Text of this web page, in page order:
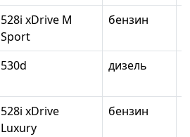
528i xDrive M
Sport
бензин
530d дизель
528i xDrive
Luxury
бензин